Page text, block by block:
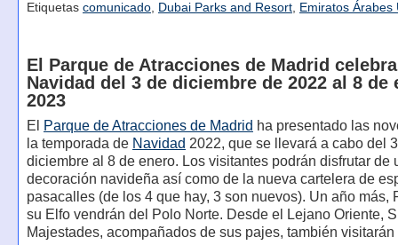
Etiquetas comunicado, Dubai Parks and Resort, Emiratos Árabes
El Parque de Atracciones de Madrid
Navidad del 3 de diciembre de 2022 al 8 de
2023
El Parque de Atracciones de Madrid ha presentado las
la temporada de Navidad 2022, que se llevará a cabo del
diciembre al 8 de enero. Los visitantes podrán disfrutar de
decoración navideña así como de la nueva cartelera de
pasacalles (de los 4 que hay, 3 son nuevos). Un año más,
su Elfo vendrán del Polo Norte. Desde el Lejano Oriente,
Majestades, acompañados de sus pajes, también